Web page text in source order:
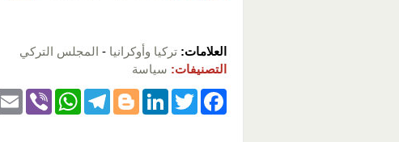
العلامات: تركيا وأوكرانيا - المجلس التركي
التصنيفات: سياسة
F
T
Li
Bl
T
W
Vi